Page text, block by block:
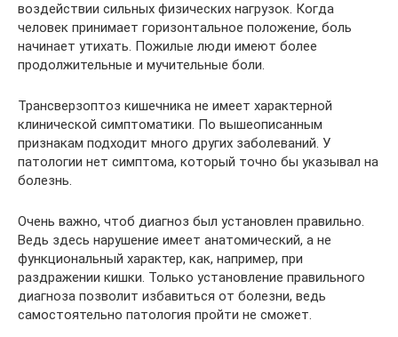
воздействии сильных физических нагрузок. Когда
человек принимает горизонтальное положение, боль
начинает утихать. Пожилые люди имеют более
продолжительные и мучительные боли.
Трансверзоптоз кишечника не имеет характерной
клинической симптоматики. По вышеописанным
признакам подходит много других заболеваний. У
патологии нет симптома, который точно бы указывал на
болезнь.
Очень важно, чтоб диагноз был установлен правильно.
Ведь здесь нарушение имеет анатомический, а не
функциональный характер, как, например, при
раздражении кишки. Только установление правильного
диагноза позволит избавиться от болезни, ведь
самостоятельно патология пройти не сможет.